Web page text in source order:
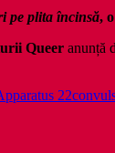
pe plita încinsă,
Queer anunță
22